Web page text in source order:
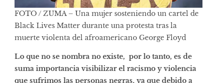
FOTO / ZUMA – Una mujer sosteniendo un cartel de
Black Lives Matter durante una protesta tras la
muerte violenta del afroamericano George Floyd
Lo que no se nombra no existe, por lo tanto, es de
suma importancia visibilizar el racismo y violencia
que sufrimos las personas negras, ya que debido a